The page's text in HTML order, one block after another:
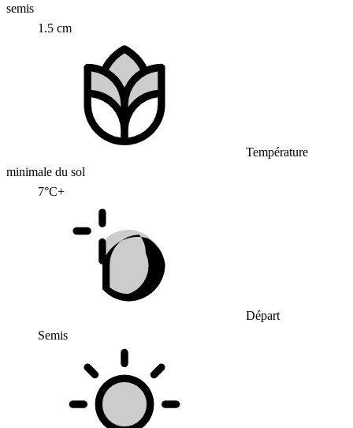
semis
1.5 cm
Température
minimale du sol
7°C+
Départ
Semis